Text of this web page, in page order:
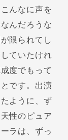
んなに声を
んだろうな
限られてし
ていたけれ
度でもって
です。出演
ように、ず
性のピュア
ラは、ずっ